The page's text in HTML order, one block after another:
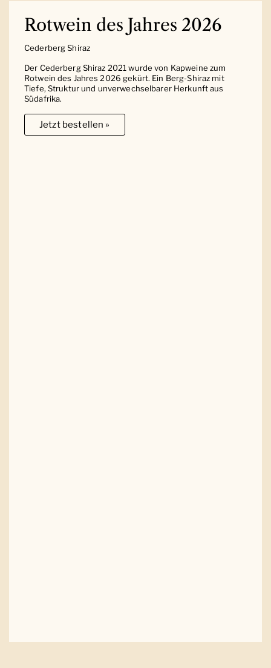
Rotwein des Jahres 2026
Cederberg Shiraz
Der Cederberg Shiraz 2021 wurde von Kapweine zum
Rotwein des Jahres 2026 gekürt. Ein Berg-Shiraz mit
Tiefe, Struktur und unverwechselbarer Herkunft aus
Südafrika.
Jetzt bestellen »